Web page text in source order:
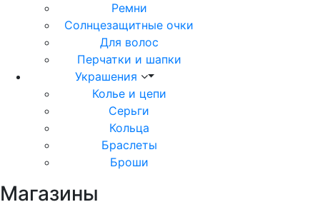
Ремни
Солнцезащитные очки
Для волос
Перчатки и шапки
Украшения
Колье и цепи
Серьги
Кольца
Браслеты
Броши
Магазины